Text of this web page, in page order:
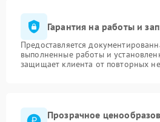
Гарантия на работы и
Предоставляется
выполненные работы и
защищает клиента от повторных
Прозрачное